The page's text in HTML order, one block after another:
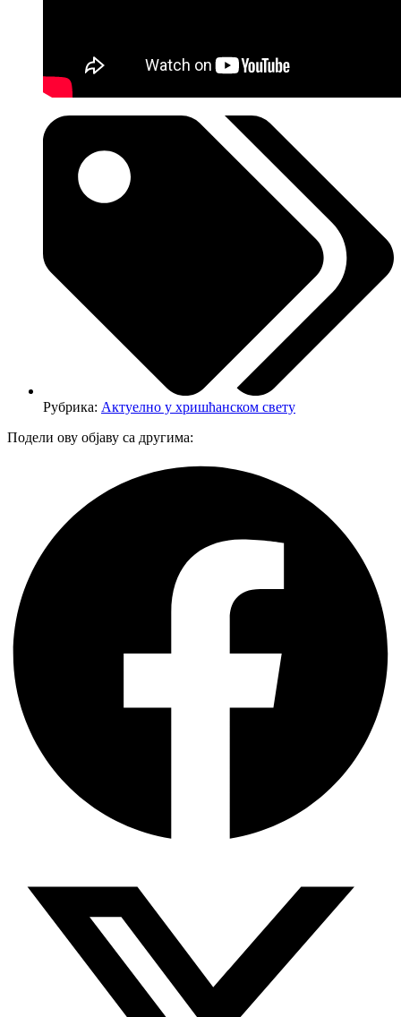
Рубрика: Актуелно у хришћанском свету
Подели ову објаву са другима: